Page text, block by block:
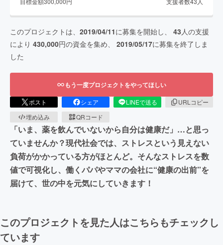
このプロジェクトは、 2019/04/11に募集を開始し、 43人の支援
により 430,000円の資金を集め、 2019/05/17に募集を終了しま
した
もう一度プロジェクトをやってほしい
ポスト シェア LINEで送る
URLコピー
埋め込み
QRコード
「いま、薬を飲んでいないから自分は健康だ」…と思っ
ていませんか？現代社会では、ストレスという見えない
負荷がかかっている方がほとんど。そんなストレスを数
値で可視化し、働くパパやママの会社に“健康の出前”を
届けて、世の中を元気にしていきます！
このプロジェクトを見た人はこちらもチェックし
ています